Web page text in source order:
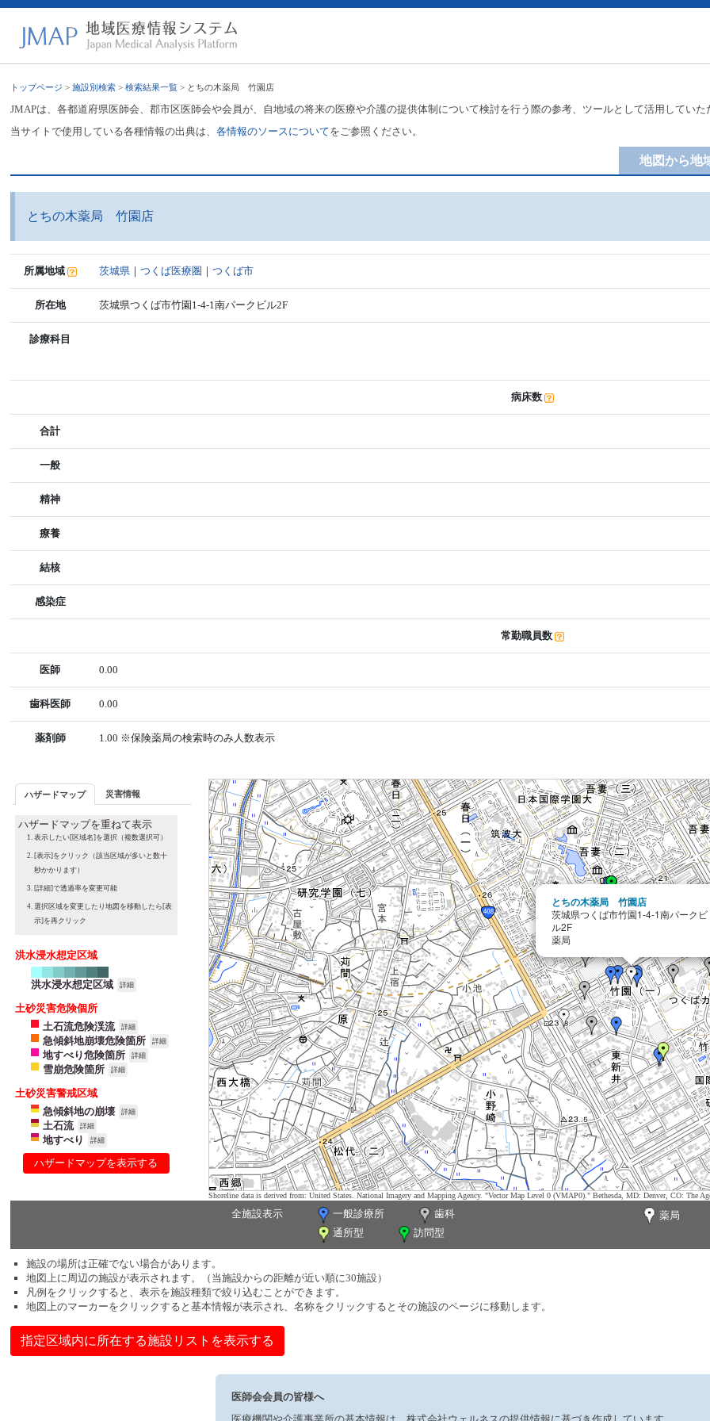
トップページ >施設別検索 >検索結果一覧 > とちの木薬局 竹園店
JMAPは、各都道府県医師会、郡市区医師会や会員が、自地域の将来の医療や介護の提供体制について検討を行う際の参考、ツールとして活用してい
当サイトで使用している各種情報の出典は、各情報のソースについてをご参照ください。
地図から地
とちの木薬局 竹園店
所属地域 茨城県 ｜つくば医療圏 ｜つくば市
所在地 茨城県つくば市竹園1-4-1南パークビル2F
診療科目
病床数
合計
一般
精神
療養
結核
感染症
常勤職員数
医師 0.00
歯科医師 0.00
薬剤師 1.00 ※保険薬局の検索時のみ人数表示
ハザードマップ 災害情報
ハザードマップを重ねて表示
表示したい[区域名]を選択（複数選択可）
[表示]をクリック（該当区域が多いと数十
秒かかります）
[詳細]で透過率を変更可能
選択区域を変更したり地図を移動したら[表
示]を再クリック
洪水浸水想定区域
洪水浸水想定区域 詳細
土砂災害危険個所
土石流危険渓流
詳細
急傾斜地崩壊危険箇所 詳細
地すべり危険箇所 詳細
雪崩危険箇所 詳細
土砂災害警戒区域
急傾斜地の崩壊
詳細
土石流 詳細
地すべり 詳細
ハザードマップを表示する
とちの木薬局 竹園店
茨城県つくば市竹園1-4-1南パークビ
ル2F
薬局
Shoreline data is derived from: United States. National Imagery and Mapping Agency. "Vector Map Level 0 (VMAP0)." Bethesda, MD: Denver, CO: The
全施設表示 一般診療所 歯科
薬局
通所型
訪問型
施設の場所は正確でない場合があります。
地図上に周辺の施設が表示されます。（当施設からの距離が近い順に30施設）
凡例をクリックすると、表示を施設種類で絞り込むことができます。
地図上のマーカーをクリックすると基本情報が表示され、名称をクリックするとその施設のページに移動します。
指定区域内に所在する施設リストを表示する
医師会会員の皆様へ